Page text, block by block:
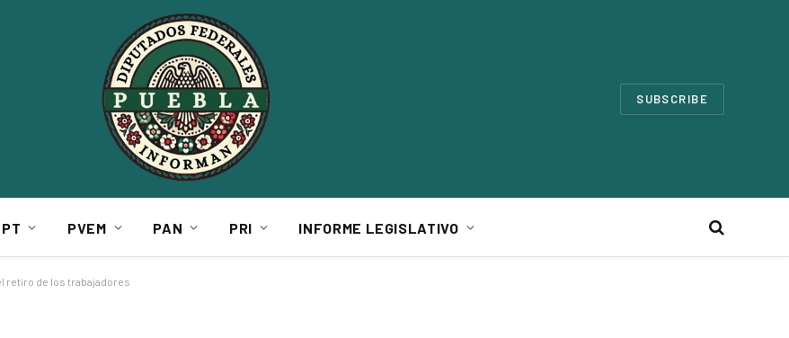
SUBSCRIBE
PT PVEM PAN PRI INFORME LEGISLATIVO
retiro de los trabajadores